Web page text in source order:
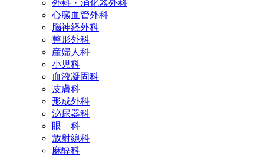
外科・消化器外科
心臓血管外科
脳神経外科
整形外科
産婦人科
小児科
血液凝固科
皮膚科
形成外科
泌尿器科
眼 科
放射線科
麻酔科